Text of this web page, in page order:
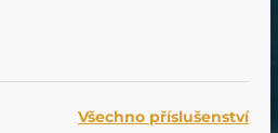
Všechno příslušenství